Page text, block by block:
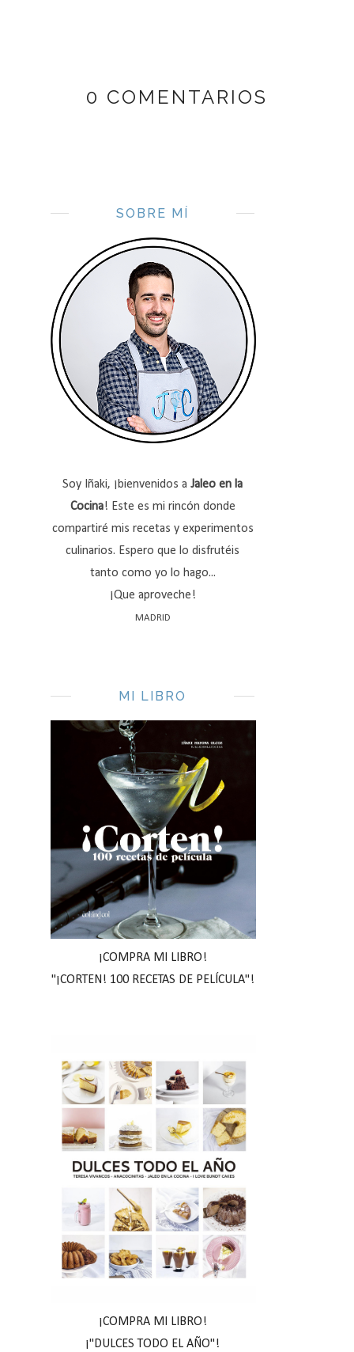
0 COMENTARIOS
SOBRE MÍ
Soy Iñaki, ¡bienvenidos a Jaleo en la
Cocina! Este es mi rincón donde
compartiré mis recetas y experimentos
culinarios. Espero que lo disfrutéis
tanto como yo lo hago...
¡Que aproveche!
MADRID
MI LIBRO
¡COMPRA MI LIBRO!
"¡CORTEN! 100 RECETAS DE PELÍCULA"!
¡COMPRA MI LIBRO!
¡"DULCES TODO EL AÑO"!